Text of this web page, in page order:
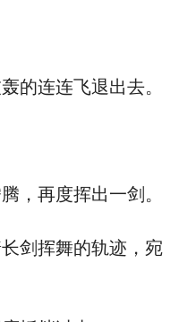
的连连飞退出去。
，再度挥出一剑。
剑挥舞的轨迹，宛